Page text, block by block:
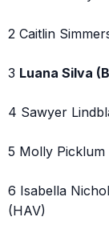
2 Caitlin
3 Luana Silva
4 Sawyer
5 Molly Picklum
6 Isabella
(HAV)